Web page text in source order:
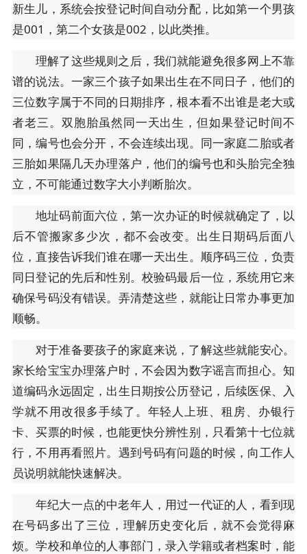
新生儿，系统会按登记时间自动分配，比如第一个男孩
是001，第二个女孩是002，以此类推。
理解了这些规则之后，我们就能避免很多网上不靠
谱的说法。一家三个孩子如果出生在不同日子，他们的
三位数字属于不同的日期排序，根本看不出谁是老大或
者老三。双胞胎虽然同一天出生，但如果登记时间不
同，编号也会分开，不会连续出现。同一家庭二胎或者
三胎如果隔几天办理落户，他们的编号也和头胎完全独
立，不可能通过数字大小判断胎次。
地址码前面六位，第一次办证的时候就确定了，以
后不管搬家多少次，都不会改变。出生日期码后面八
位，直接告诉我们谁在哪一天出生。顺序码三位，负责
同日登记的先后和性别。校验码最后一位，系统用它来
确保号码没有错误。弄清楚这些，就能让日常办事更加
顺畅。
对于准备要孩子的家庭来说，了解这些就能安心。
家长给宝宝办理落户时，不会因为数字谣言而担心。知
道编码永远固定，出生日期按公历登记，后续医保、入
学就不用改很多手续了。年轻人上班、租房、办银行
卡、买票的时候，也能更快分辨性别，只看第十七位就
行，不用再看照片。遇到号码有问题的时候，向工作人
员说明就能快速解决。
年纪大一点的中老年人，用过一代证的人，看到现
在号码多出了三位，理解历史变化后，就不会觉得麻
烦。学校和单位的人事部门，录入学籍或者档案时，能